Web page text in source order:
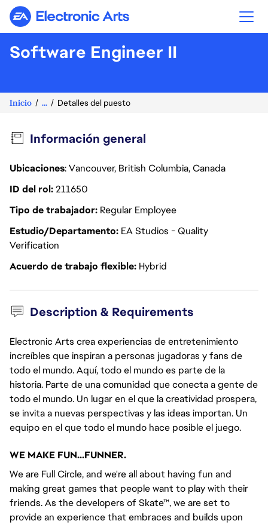
Electronic Arts
Software Engineer II
Inicio ... Detalles del puesto
Información general
Ubicaciones: Vancouver, British Columbia, Canada
ID del rol211650
Tipo de trabajador Regular Employee
Estudio/Departamento EA Studios - Quality
Verification
Acuerdo de trabajo flexible Hybrid
Description & Requirements
Electronic Arts crea experiencias de entretenimiento
increíbles que inspiran a personas jugadoras y fans de
todo el mundo. Aquí, todo el mundo es parte de la
historia. Parte de una comunidad que conecta a gente de
todo el mundo. Un lugar en el que la creatividad prospera,
se invita a nuevas perspectivas y las ideas importan. Un
equipo en el que todo el mundo hace posible el juego.
WE MAKE FUN...FUNNER.
We are Full Circle, and we're all about having fun and
making great games that people want to play with their
friends. As the developers of Skate™, we are set to
provide an experience that embraces and builds upon